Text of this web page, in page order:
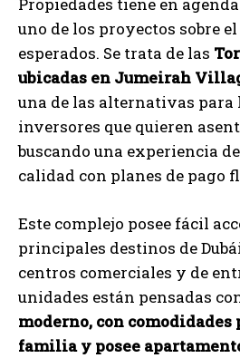
Propiedades tiene en
uno de los proyectos sobre
esperados. Se trata de las
ubicadas en Jumeirah
una de las alternativas para
inversores que quieren
buscando una experiencia
calidad con planes de pago
Este complejo posee fácil
principales destinos de
centros comerciales y de
unidades están pensadas
moderno, con comodidades
familia y posee